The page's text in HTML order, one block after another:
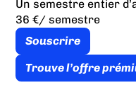
Un semestre entier
36 €/ semestre
Souscrire
Trouve l’offre